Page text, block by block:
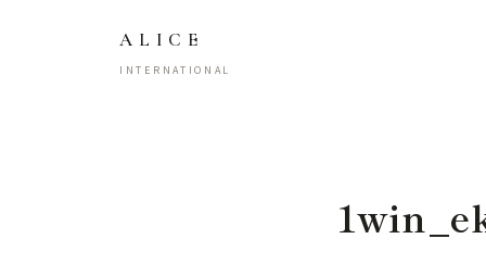
ALICE
INTERNATIONAL